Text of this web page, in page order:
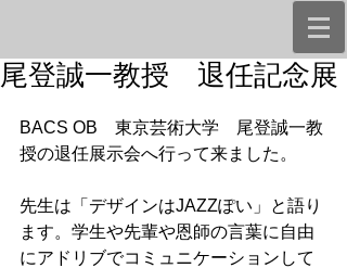
尾登誠一教授 退任記念展
BACS OB　東京芸術大学　尾登誠一教
授の退任展示会へ行って来ました。
先生は「デザインはJAZZぽい」と語り
ます。学生や先輩や恩師の言葉に自由
にアドリブでコミュニケーションして